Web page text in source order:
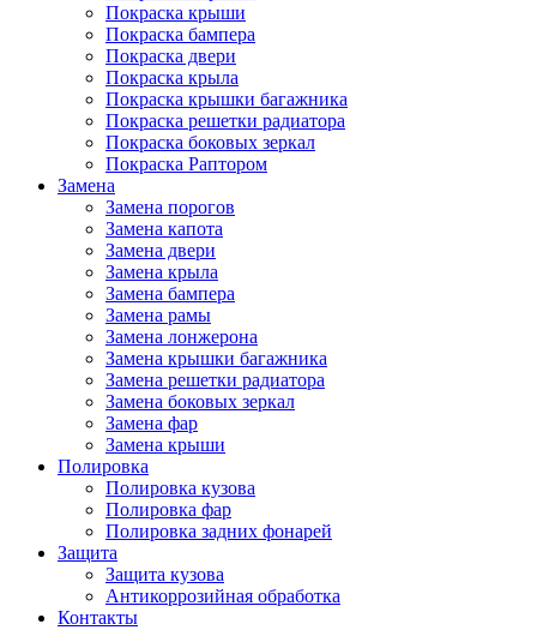
Покраска крыши
Покраска бампера
Покраска двери
Покраска крыла
Покраска крышки багажника
Покраска решетки радиатора
Покраска боковых зеркал
Покраска Раптором
Замена
Замена порогов
Замена капота
Замена двери
Замена крыла
Замена бампера
Замена рамы
Замена лонжерона
Замена крышки багажника
Замена решетки радиатора
Замена боковых зеркал
Замена фар
Замена крыши
Полировка
Полировка кузова
Полировка фар
Полировка задних фонарей
Защита
Защита кузова
Антикоррозийная обработка
Контакты